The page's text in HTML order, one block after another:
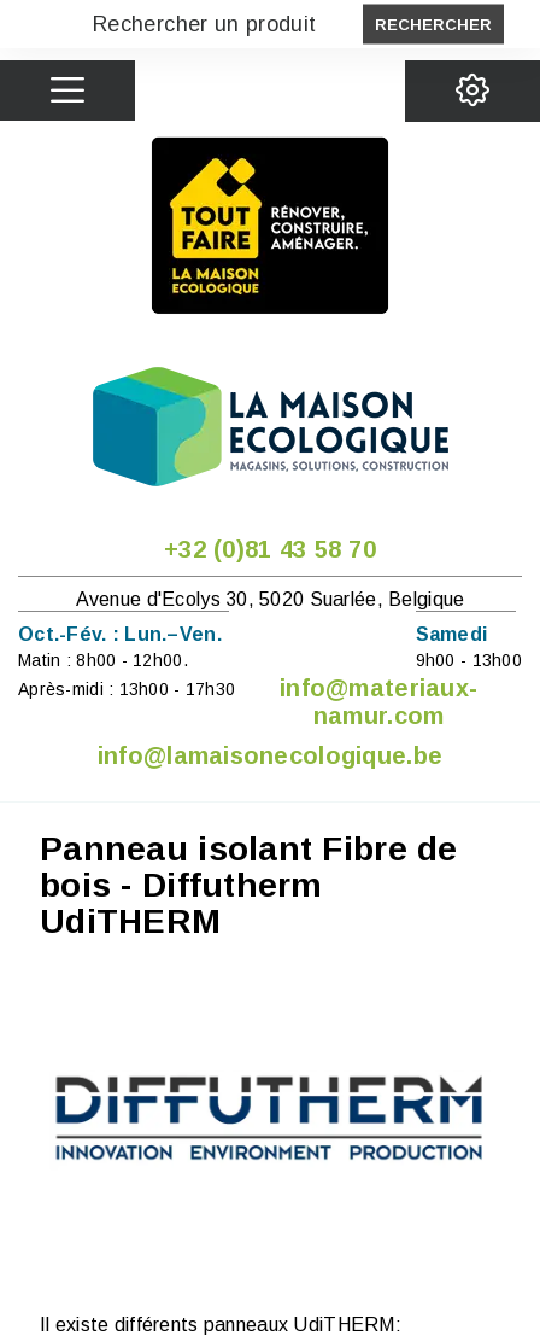
RECHERCHER
+32 (0)81 43 58 70
Avenue d'Ecolys 30, 5020 Suarlée, Belgique
Oct.-Fév. : Lun.–Ven.
Matin : 8h00 - 12h00.
Après-midi : 13h00 - 17h30
Samedi
9h00 - 13h00
info@materiaux-
namur.com
info@lamaisonecologique.be
Panneau isolant Fibre de
bois - Diffutherm
UdiTHERM
Il existe différents panneaux UdiTHERM: